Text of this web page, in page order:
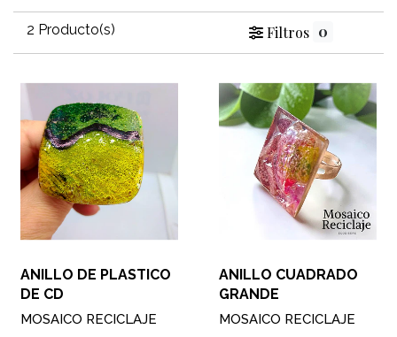
2 Producto(s) Filtros 0
ANILLO DE PLASTICO
DE CD
MOSAICO RECICLAJE
ANILLO CUADRADO
GRANDE
MOSAICO RECICLAJE